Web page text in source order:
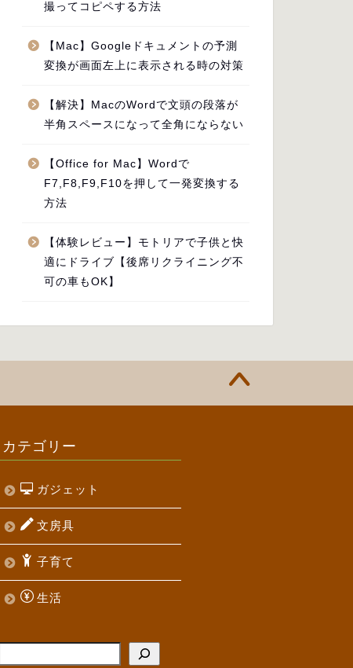
撮ってコピペする方法
【Mac】Googleドキュメントの予測
変換が画面左上に表示される時の対策
【解決】MacのWordで文頭の段落が
半角スペースになって全角にならない
【Office for Mac】Wordで
F7,F8,F9,F10を押して一発変換する
方法
【体験レビュー】モトリアで子供と快
適にドライブ【後席リクライニング不
可の車もOK】
カテゴリー
ガジェット
文房具
子育て
生活